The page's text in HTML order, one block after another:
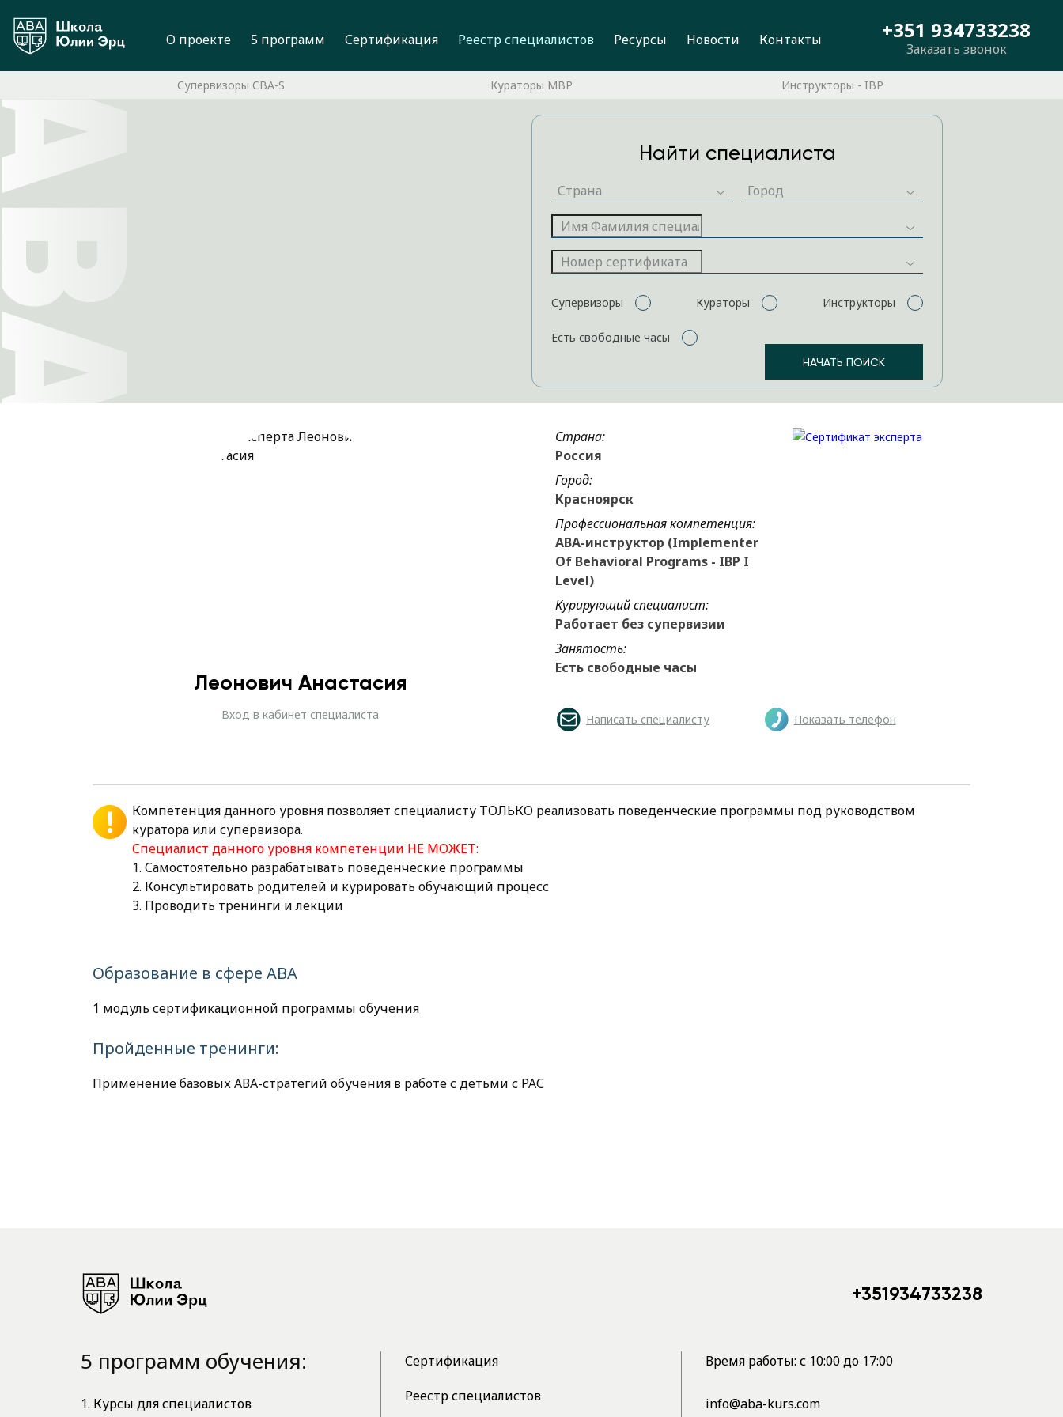
О проекте 5 программ Сертификация Реестр специалистов Ресурсы Новости Контакты +351 934733238
Заказать звонок
Супервизоры CBA-S Кураторы MBP Инструкторы - IBP
Найти специалиста
Супервизоры Кураторы Инструкторы
Есть свободные часы
Леонович Анастасия
Вход в кабинет специалиста
Страна:
Россия
Город:
Красноярск
Профессиональная компетенция:
ABA-инструктор (Implementer
Of Behavioral Programs - IBP I
Level)
Курирующий специалист:
Работает без супервизии
Занятость:
Есть свободные часы
Написать специалисту Показать телефон
Компетенция данного уровня позволяет специалисту ТОЛЬКО реализовать поведенческие программы под руководством
куратора или супервизора.
Специалист данного уровня компетенции НЕ МОЖЕТ:
1. Самостоятельно разрабатывать поведенческие программы
2. Консультировать родителей и курировать обучающий процесс
3. Проводить тренинги и лекции
Образование в сфере АВА
1 модуль сертификационной программы обучения
Пройденные тренинги:
Применение базовых АВА-стратегий обучения в работе с детьми с РАС
+351934733238
5 программ обучения:
1. Курсы для специалистов
Сертификация
Реестр специалистов
Время работы: с 10:00 до 17:00
info@aba-kurs.com